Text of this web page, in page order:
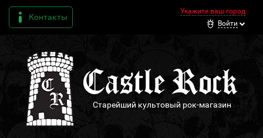
Контакты
Укажите ваш город
Войти
Старейший культовый рок-магазин